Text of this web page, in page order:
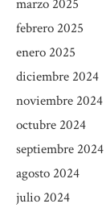
marzo 2025
febrero 2025
enero 2025
diciembre 2024
noviembre 2024
octubre 2024
septiembre 2024
agosto 2024
julio 2024